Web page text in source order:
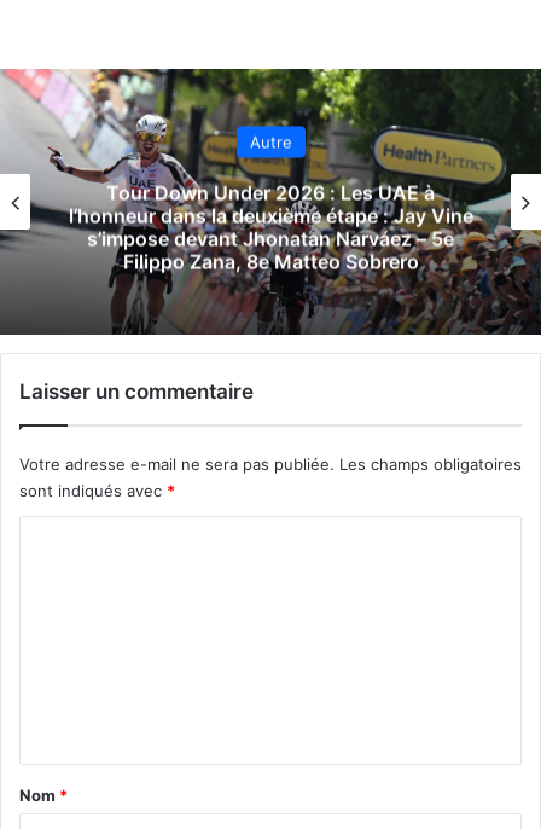
Autre
Tour Down Under 2026 : Les UAE à
l’honneur dans la deuxième étape : Jay Vine
s’impose devant Jhonatan Narváez – 5e
Filippo Zana, 8e Matteo Sobrero
Laisser un commentaire
Votre adresse e-mail ne sera pas publiée. Les champs obligatoires
sont indiqués avec *
a
Nom *